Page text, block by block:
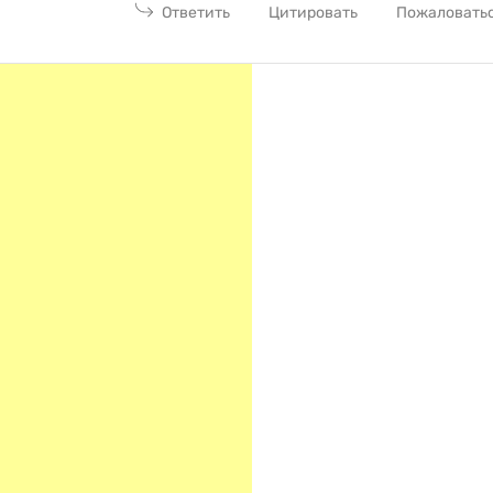
Ответить Цитировать